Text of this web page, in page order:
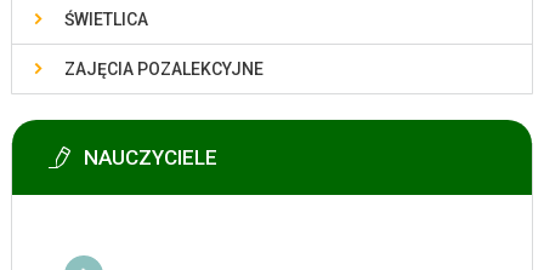
ŚWIETLICA
ZAJĘCIA POZALEKCYJNE
NAUCZYCIELE